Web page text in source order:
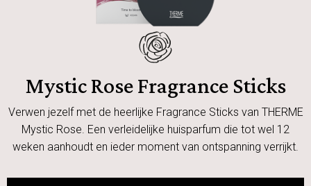
Mystic Rose Fragrance Sticks
Verwen jezelf met de heerlijke Fragrance Sticks van THERME
Mystic Rose. Een verleidelijke huisparfum die tot wel 12
weken aanhoudt en ieder moment van ontspanning verrijkt.